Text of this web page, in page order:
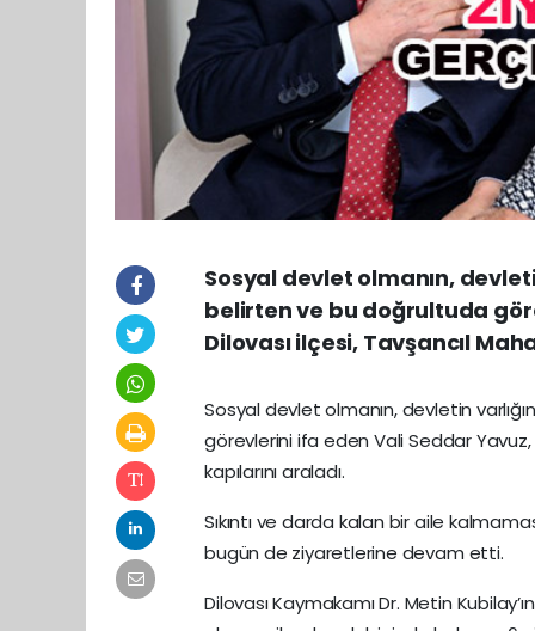
Sosyal devlet olmanın,
belirten ve bu doğrultuda
Dilovası ilçesi, Tavşancıl
Sosyal devlet olmanın, devletin
görevlerini ifa eden Vali Seddar
kapılarını araladı.
Sıkıntı ve darda kalan bir aile
bugün de ziyaretlerine devam etti.
Dilovası Kaymakamı Dr. Metin